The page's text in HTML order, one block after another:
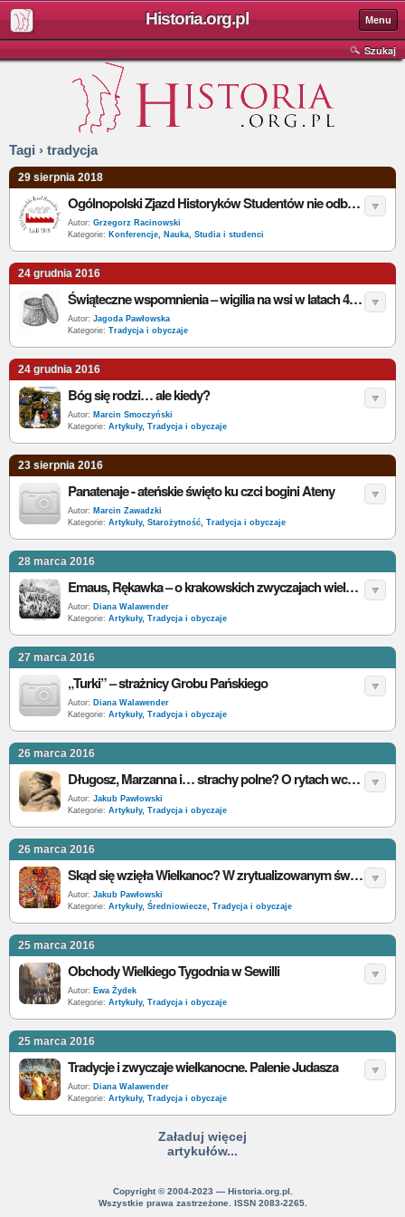
Historia.org.pl Menu
Szukaj
Tagi › tradycja
29 sierpnia 2018
Ogólnopolski Zjazd Historyków Studentów nie odbędzie się? Szukamy kandydata
Autor: Grzegorz Racinowski
Kategorie: Konferencje, Nauka, Studia i studenci
24 grudnia 2016
Świąteczne wspomnienia – wigilia na wsi w latach 40. XX w.
Autor: Jagoda Pawłowska
Kategorie: Tradycja i obyczaje
24 grudnia 2016
Bóg się rodzi… ale kiedy?
Autor: Marcin Smoczyński
Kategorie: Artykuły, Tradycja i obyczaje
23 sierpnia 2016
Panatenaje - ateńskie święto ku czci bogini Ateny
Autor: Marcin Zawadzki
Kategorie: Artykuły, Starożytność, Tradycja i obyczaje
28 marca 2016
Emaus, Rękawka – o krakowskich zwyczajach wielkanocnych
Autor: Diana Walawender
Kategorie: Artykuły, Tradycja i obyczaje
27 marca 2016
„Turki” – strażnicy Grobu Pańskiego
Autor: Diana Walawender
Kategorie: Artykuły, Tradycja i obyczaje
26 marca 2016
Długosz, Marzanna i… strachy polne? O rytach wczesnowiosennych
Autor: Jakub Pawłowski
Kategorie: Artykuły, Tradycja i obyczaje
26 marca 2016
Skąd się wzięła Wielkanoc? W zrytualizowanym świecie Wielkiej Nocy
Autor: Jakub Pawłowski
Kategorie: Artykuły, Średniowiecze, Tradycja i obyczaje
25 marca 2016
Obchody Wielkiego Tygodnia w Sewilli
Autor: Ewa Żydek
Kategorie: Artykuły, Tradycja i obyczaje
25 marca 2016
Tradycje i zwyczaje wielkanocne. Palenie Judasza
Autor: Diana Walawender
Kategorie: Artykuły, Tradycja i obyczaje
Załaduj więcej
artykułów...
Copyright © 2004-2023 — Historia.org.pl.
Wszystkie prawa zastrzeżone. ISSN 2083-2265.